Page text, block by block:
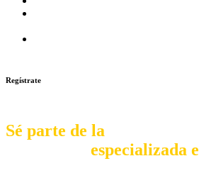
Regístrate
Sé parte de la
especializada